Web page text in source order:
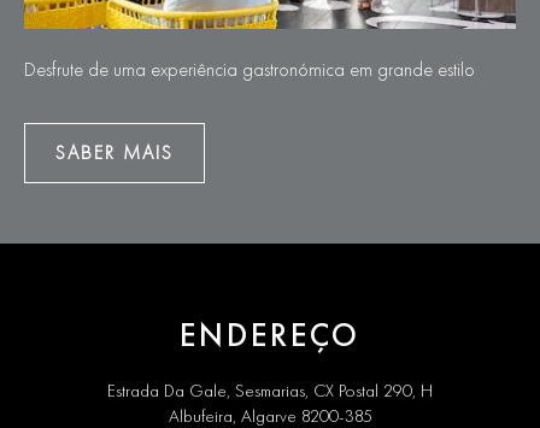
Desfrute de uma experiência gastronómica em grande estilo
SABER MAIS
ENDEREÇO
Estrada Da Gale, Sesmarias, CX Postal 290, H
Albufeira, Algarve 8200-385